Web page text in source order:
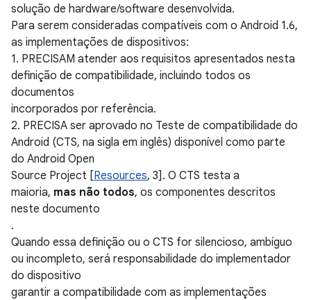
solução de hardware/software desenvolvida.
Para serem consideradas compatíveis com o Android 1.6,
as implementações de dispositivos:
1. PRECISAM atender aos requisitos apresentados nesta
definição de compatibilidade, incluindo todos os
documentos
incorporados por referência.
2. PRECISA ser aprovado no Teste de compatibilidade do
Android (CTS, na sigla em inglês) disponível como parte
do Android Open
Source Project [Resources, 3]. O CTS testa a
maioria, mas não todos, os componentes descritos
neste documento
.
Quando essa definição ou o CTS for silencioso, ambíguo
ou incompleto, será responsabilidade do implementador
do dispositivo
garantir a compatibilidade com as implementações